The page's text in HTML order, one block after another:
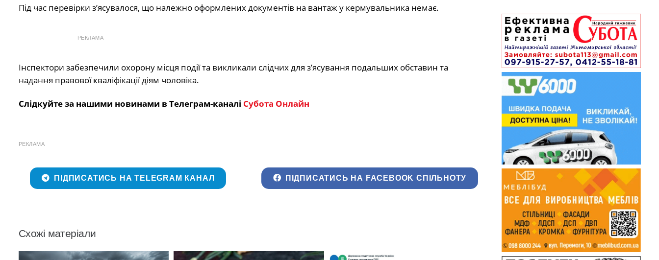
Під час перевірки з’ясувалося, що належно оформлених документів на вантаж у кермувальника немає.
РЕКЛАМА
Інспектори забезпечили охорону місця події та викликали слідчих для з’ясування подальших обставин та
надання правової кваліфікації діям чоловіка.
Слідкуйте за нашими новинами в Телеграм-каналі Субота Онлайн
РЕКЛАМА
ПІДПИСАТИСЬ НА TELEGRAM КАНАЛ ПІДПИСАТИСЬ НА FACEBOOK СПІЛЬНОТУ
Схожі матеріали